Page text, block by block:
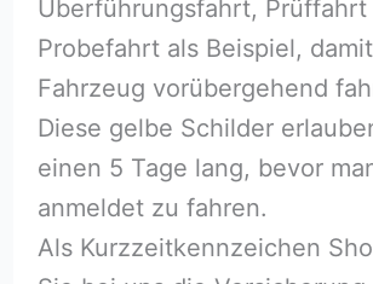
Überführungsfahrt, Prüffahrt
Probefahrt als Beispiel,
Fahrzeug vorübergehend
Diese gelbe Schilder
einen 5 Tage lang, bevor
anmeldet zu fahren.
Als Kurzzeitkennzeichen